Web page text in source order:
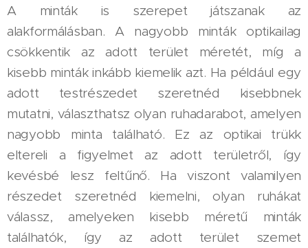
A minták is szerepet játszanak az
alakformálásban. A nagyobb minták optikailag
csökkentik az adott terület méretét, míg a
kisebb minták inkább kiemelik azt. Ha például egy
adott testrészedet szeretnéd kisebbnek
mutatni, választhatsz olyan ruhadarabot, amelyen
nagyobb minta található. Ez az optikai trükk
eltereli a figyelmet az adott területről, így
kevésbé lesz feltűnő. Ha viszont valamilyen
részedet szeretnéd kiemelni, olyan ruhákat
válassz, amelyeken kisebb méretű minták
találhatók, így az adott terület szemet